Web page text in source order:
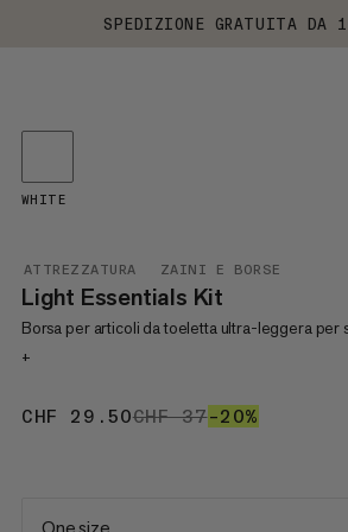
SPEDIZIONE GRATUITA DA
ATTREZZATURA ZAINI E BORSE
Light Essentials Kit
Borsa per articoli da toeletta ultra-leggera per
+
CHF 29.50CHF 29.50
CHF 37CHF 37
–20%
WHITE